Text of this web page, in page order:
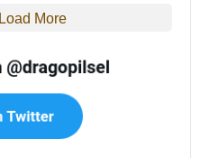
Load More